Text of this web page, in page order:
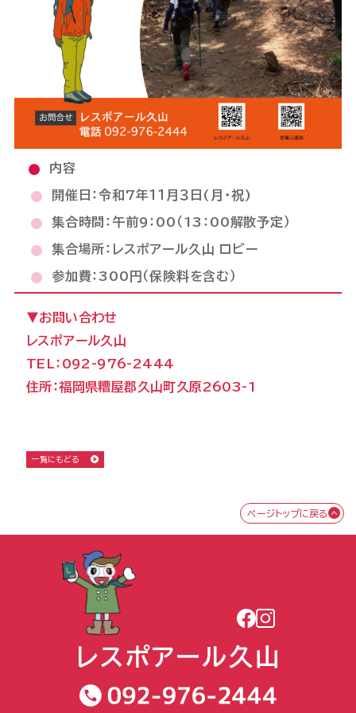
内容
開催日：令和7年１１月３日(月・祝)
集合時間：午前9：00（13：00解散予定）
集合場所：レスポアール久山 ロビー
参加費：300円（保険料を含む）
▼お問い合わせ
レスポアール久山
TEL：092-976-2444
住所：福岡県糟屋郡久山町久原2603-1
一覧にもどる
ページトップに戻る